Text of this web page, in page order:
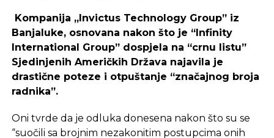
Ulaganje u coworking prostor u Čapljini moglo bi
postati ključan korak prema stvaranju napredne
poslovne klime, privlačenju novih profesionalaca te
nove projekte i lokalnu ekonomiju.
Kompanija „Invictus Technology Group” iz
Banjaluke, osnovana nakon što je “Infinity
International Group” dospjela na “crnu listu”
Sjedinjenih Američkih Država najavila je
drastične poteze i otpuštanje “značajnog broja
radnika”.
Oni tvrde da je odluka donesena nakon što su se
“suočili sa brojnim nezakonitim postupcima onih